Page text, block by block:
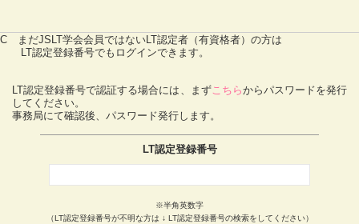
C まだJSLT学会会員ではないLT認定者（有資格者）の方は
LT認定登録番号でもログインできます。
LT認定登録番号で認証する場合には、まずこちらからパスワードを発行
してください。
事務局にて確認後、パスワード発行します。
LT認定登録番号
※半角英数字
（LT認定登録番号が不明な方は ↓ LT認定登録番号の検索をしてください）